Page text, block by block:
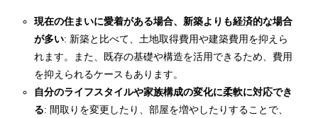
現在の住まいに愛着がある場合、新築よりも経済的な場合
が多い: 新築と比べて、土地取得費用や建築費用を抑えら
れます。また、既存の基礎や構造を活用できるため、費用
を抑えられるケースもあります。
自分のライフスタイルや家族構成の変化に柔軟に対応でき
る: 間取りを変更したり、部屋を増やしたりすることで、